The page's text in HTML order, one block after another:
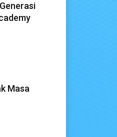
Masa